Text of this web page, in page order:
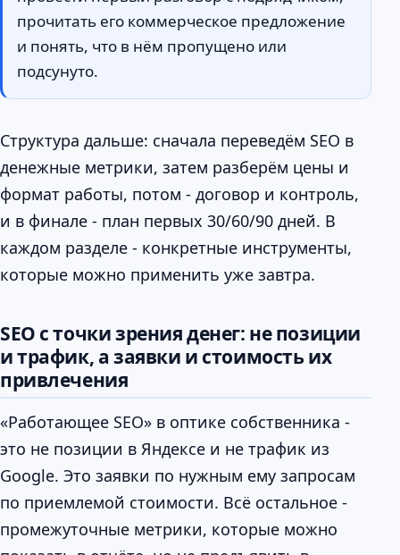
прочитать его коммерческое предложение
и понять, что в нём пропущено или
подсунуто.
Структура дальше: сначала переведём SEO в
денежные метрики, затем разберём цены и
формат работы, потом - договор и контроль,
и в финале - план первых 30/60/90 дней. В
каждом разделе - конкретные инструменты,
которые можно применить уже завтра.
SEO с точки зрения денег: не позиции
и трафик, а заявки и стоимость их
привлечения
«Работающее SEO» в оптике собственника -
это не позиции в Яндексе и не трафик из
Google. Это заявки по нужным ему запросам
по приемлемой стоимости. Всё остальное -
промежуточные метрики, которые можно